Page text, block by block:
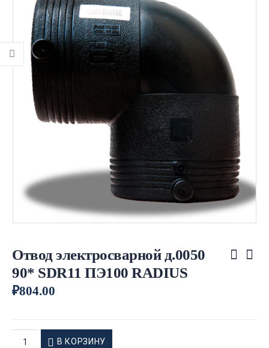
Отвод электросварной д.0050
90* SDR11 ПЭ100 RADIUS
₽804.00
В КОРЗИНУ